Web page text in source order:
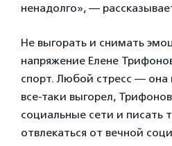
ненадолго», —
Не выгорать и снимать
напряжение Елене
спорт. Любой стресс — она
все-таки выгорел,
социальные сети и писать
отвлекаться от вечной